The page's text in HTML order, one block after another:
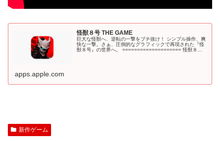
‎怪獣８号 THE GAME
‎巨大な怪獣へ、逆転の一撃をブチ抜け！ シンプル操作、爽
快な一撃。さぁ、圧倒的なグラフィックで再現された『怪
獣８号』の世界へ。 ==================== 怪獣８号
apps.apple.com
新作ゲーム